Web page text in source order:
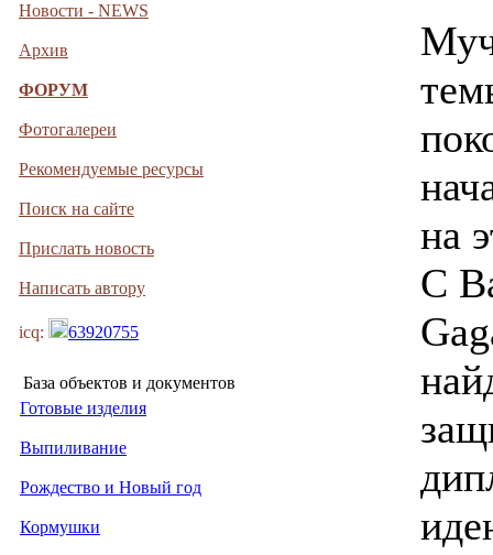
Новости - NEWS
Архив
ФОРУМ
Фотогалереи
Рекомендуемые ресурсы
Поиск на сайте
Прислать новость
Написать автору
icq: 63920755
База объектов и документов
Готовые изделия
Выпиливание
Рождество и Новый год
Кормушки
на
С